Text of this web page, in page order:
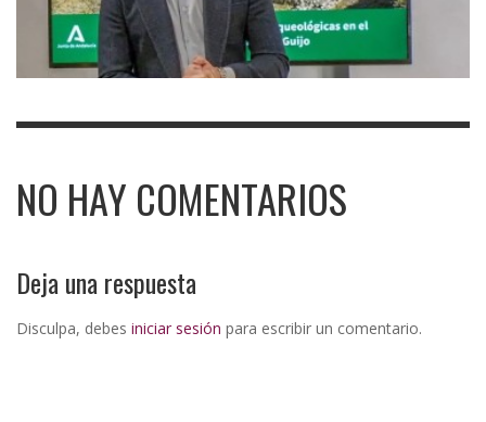
NO HAY COMENTARIOS
Deja una respuesta
Disculpa, debes iniciar sesión para escribir un comentario.